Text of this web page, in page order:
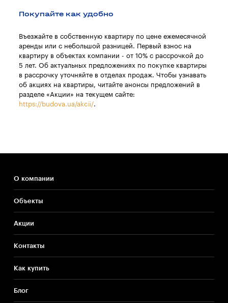
Покупайте как удобно
Въезжайте в собственную квартиру по цене ежемесячной
аренды или с небольшой разницей. Первый взнос на
квартиру в объектах компании - от 10% с рассрочкой до
5 лет. Об актуальных предложениях по покупке квартиры
в рассрочку уточняйте в отделах продаж. Чтобы узнавать
об акциях на квартиры, читайте анонсы предложений в
разделе «Акции» на текущем сайте:
https://budova.ua/akcii/.
О компании
Объекты
Акции
Контакты
Как купить
Блог